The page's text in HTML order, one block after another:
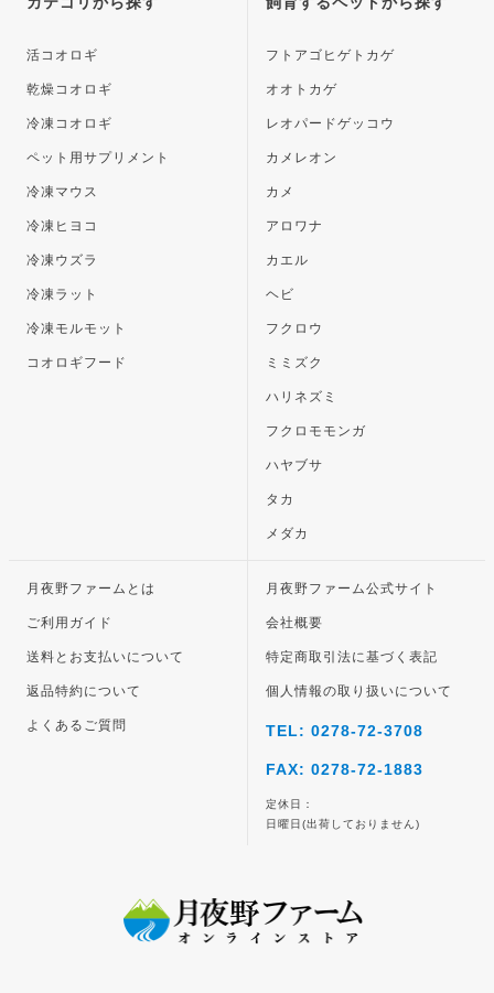
活コオロギ
乾燥コオロギ
冷凍コオロギ
ペット用サプリメント
冷凍マウス
冷凍ヒヨコ
冷凍ウズラ
冷凍ラット
冷凍モルモット
コオロギフード
フトアゴヒゲトカゲ
オオトカゲ
レオパードゲッコウ
カメレオン
カメ
アロワナ
カエル
ヘビ
フクロウ
ミミズク
ハリネズミ
フクロモモンガ
ハヤブサ
タカ
メダカ
月夜野ファームとは
ご利用ガイド
送料とお支払いについて
返品特約について
よくあるご質問
月夜野ファーム公式サイト
会社概要
特定商取引法に基づく表記
個人情報の取り扱いについて
TEL: 0278-72-3708
FAX: 0278-72-1883
定休日：
日曜日(出荷しておりません)